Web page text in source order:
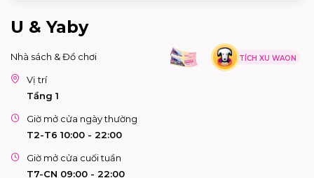
U & Yaby
Nhà sách & Đồ chơi TÍCH XU WAON
Vị trí
Tầng 1
Giờ mở cửa ngày thường
T2-T6 10:00 - 22:00
Giờ mở cửa cuối tuần
T7-CN 09:00 - 22:00